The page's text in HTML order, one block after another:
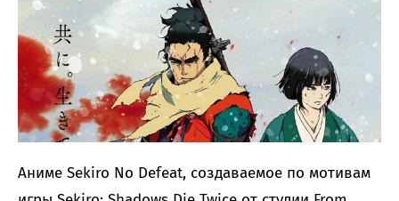
Аниме Sekiro No Defeat, создаваемое по мотивам